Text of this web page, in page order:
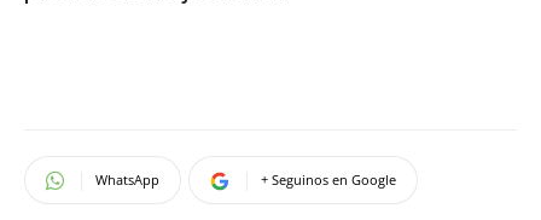
WhatsApp + Seguinos en Google